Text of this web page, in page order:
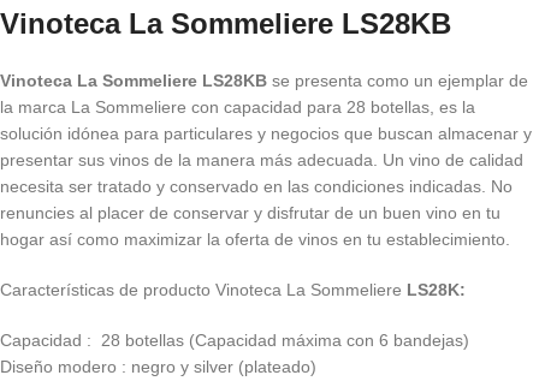
Vinoteca La Sommeliere LS28KB
Vinoteca La Sommeliere LS28KB se presenta como un ejemplar de
la marca La Sommeliere con capacidad para 28 botellas, es la
solución idónea para particulares y negocios que buscan almacenar y
presentar sus vinos de la manera más adecuada. Un vino de calidad
necesita ser tratado y conservado en las condiciones indicadas. No
renuncies al placer de conservar y disfrutar de un buen vino en tu
hogar así como maximizar la oferta de vinos en tu establecimiento.
Características de producto Vinoteca La Sommeliere LS28K:
Capacidad : 28 botellas (Capacidad máxima con 6 bandejas)
Diseño modero : negro y silver (plateado)